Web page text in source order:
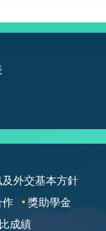
外交基本方針
作
獎助學金
成績